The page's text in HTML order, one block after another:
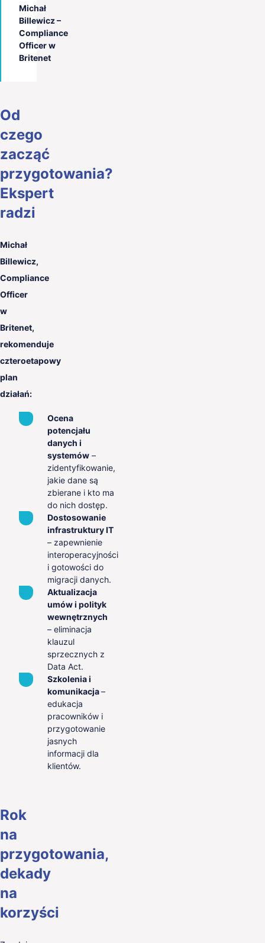
Michał
Billewicz –
Compliance
Officer w
Britenet
Od
czego
zacząć
przygotowania?
Ekspert
radzi
Michał
Billewicz,
Compliance
Officer
w
Britenet,
rekomenduje
czteroetapowy
plan
działań:
Ocena
potencjału
danych i
systemów –
zidentyfikowanie,
jakie dane są
zbierane i kto ma
do nich dostęp.
Dostosowanie
infrastruktury IT
– zapewnienie
interoperacyjności
i gotowości do
migracji danych.
Aktualizacja
umów i polityk
wewnętrznych
– eliminacja
klauzul
sprzecznych z
Data Act.
Szkolenia i
komunikacja–
edukacja
pracowników i
przygotowanie
jasnych
informacji dla
klientów.
Rok
na
przygotowania,
dekady
na
korzyści